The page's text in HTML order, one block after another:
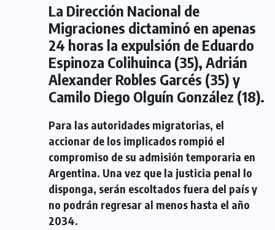
La Dirección Nacional de
Migraciones dictaminó en apenas
24 horas la expulsión de Eduardo
Espinoza Colihuinca (35), Adrián
Alexander Robles Garcés (35) y
Camilo Diego Olguín González (18).
Para las autoridades migratorias, el
accionar de los implicados rompió el
compromiso de su admisión temporaria en
Argentina. Una vez que la justicia penal lo
disponga, serán escoltados fuera del país y
no podrán regresar al menos hasta el año
2034.